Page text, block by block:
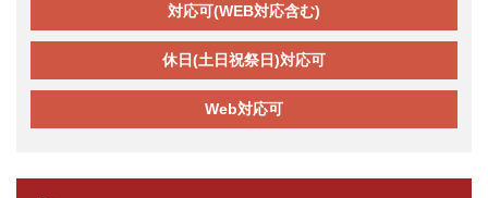
対応可(WEB対応含む)
休日(土日祝祭日)対応可
Web対応可